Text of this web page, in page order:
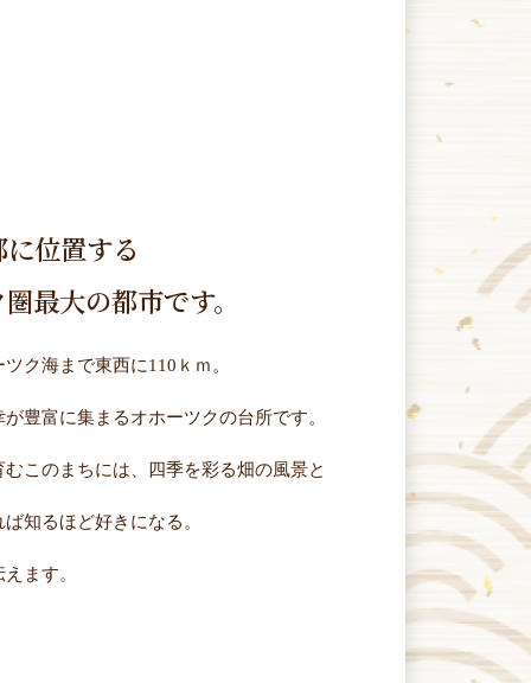
位置する
最大の都市です。
ク海まで東西に110ｋｍ。
豊富に集まるオホーツクの台所です。
このまちには、四季を彩る畑の風景と
知るほど好きになる。
ます。